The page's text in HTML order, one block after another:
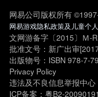
网易公司版权所有
网易游戏隐私政策及儿童个
文网游备字〔2015〕Ｍ-
批准文号：新广出审
出版物号：ISBN 978-7-
Privacy Policy
违法及不良信息举报中心
ICP备案：粤B2-